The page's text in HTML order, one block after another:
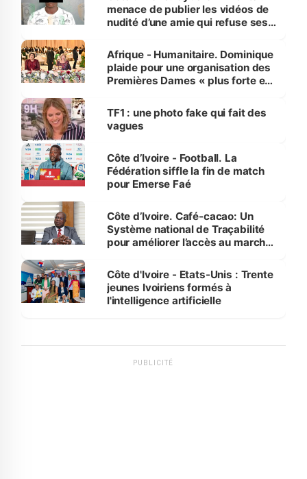
menace de publier les vidéos de
nudité d’une amie qui refuse ses
Afrique - Humanitaire. Dominique
plaide pour une organisation des
Premières Dames « plus forte et
sur la scène internationale »
TF1 : une photo fake qui fait des
vagues
Côte d’Ivoire - Football. La
Fédération siffle la fin de match
pour Emerse Faé
Côte d’Ivoire. Café-cacao: Un
Système national de Traçabilité
pour améliorer l’accès au marché
Côte d'Ivoire - Etats-Unis : Trente
jeunes Ivoiriens formés à
l'intelligence artificielle
PUBLICITÉ